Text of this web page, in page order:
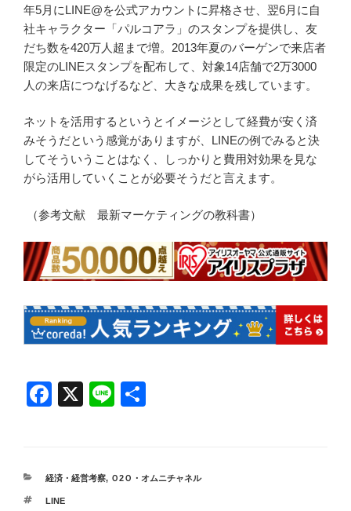
年5月にLINE@を公式アカウントに昇格させ、翌6月に自
社キャラクター「パルコアラ」のスタンプを提供し、友
だち数を420万人超まで増。2013年夏のバーゲンで来店者
限定のLINEスタンプを配布して、対象14店舗で2万3000
人の来店につなげるなど、大きな成果を残しています。
ネットを活用するというとイメージとして経費が安く済
みそうだという感覚がありますが、LINEの例でみると決
してそういうことはなく、しっかりと費用対効果を見な
がら活用していくことが必要そうだと言えます。
（参考文献 最新マーケティングの教科書）
F
e
b
X
Li
カ
ゴ
経済・経営考察, Ｏ2Ｏ・オムニチャネル
タ
LINE